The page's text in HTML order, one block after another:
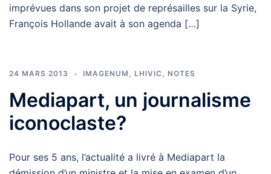
imprévues dans son projet de représailles sur la Syrie,
François Hollande avait à son agenda […]
24 MARS 2013 IMAGENUM , LHIVIC , NOTES
Mediapart, un journalisme
iconoclaste?
Pour ses 5 ans, l’actualité a livré à Mediapart la